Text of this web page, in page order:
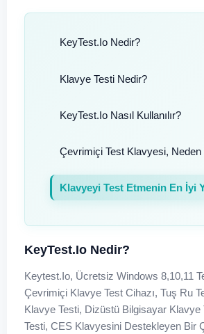
KeyTest.io Nedir?
Klavye Testi Nedir?
KeyTest.io Nasıl Kullanılır?
Çevrimiçi Test Klavyesi, Neden
Klavyeyi Test Etmenin En İyi
KeyTest.io Nedir?
Keytest.io, Ücretsiz Windows 8,10,11
Çevrimiçi Klavye Test Cihazı, Tuş Ru
Klavye Testi, Dizüstü Bilgisayar Klavye
Testi, CES Klavyesini Destekleyen Bir